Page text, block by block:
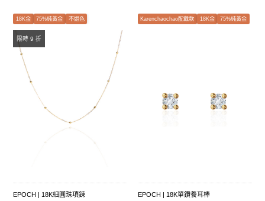
限時 9 折
18K金 75%純黃金 不退色
EPOCH | 18K細圓珠項鍊
Karenchaochao配戴款 18K金 75%純黃金
EPOCH | 18K單鑽養耳棒